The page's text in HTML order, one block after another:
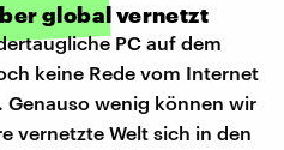
global vernetzt
PC auf dem
keine Rede vom Internet
Genauso wenig können wir
vernetzte Welt sich in den